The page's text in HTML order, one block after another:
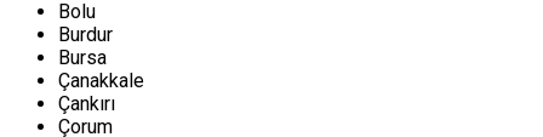
Bolu
Burdur
Bursa
Çanakkale
Çankırı
Çorum